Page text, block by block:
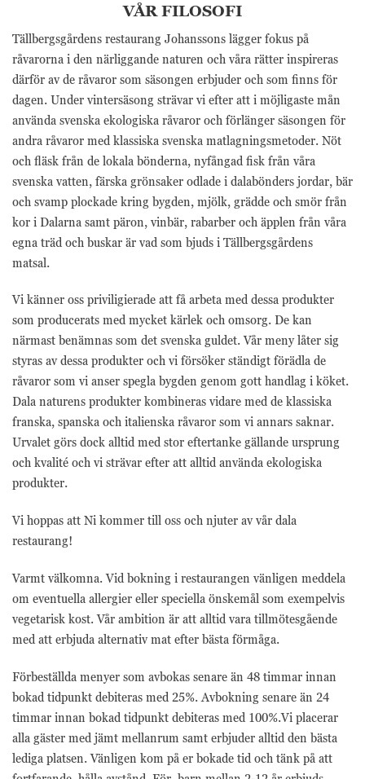
VÅR FILOSOFI
Tällbergsgårdens restaurang Johanssons lägger fokus på
råvarorna i den närliggande naturen och våra rätter inspireras
därför av de råvaror som säsongen erbjuder och som finns för
dagen. Under vintersäsong strävar vi efter att i möjligaste mån
använda svenska ekologiska råvaror och förlänger säsongen för
andra råvaror med klassiska svenska matlagningsmetoder. Nöt
och fläsk från de lokala bönderna, nyfångad fisk från våra
svenska vatten, färska grönsaker odlade i dalabönders jordar, bär
och svamp plockade kring bygden, mjölk, grädde och smör från
kor i Dalarna samt päron, vinbär, rabarber och äpplen från våra
egna träd och buskar är vad som bjuds i Tällbergsgårdens
matsal.
Vi känner oss priviligierade att få arbeta med dessa produkter
som producerats med mycket kärlek och omsorg. De kan
närmast benämnas som det svenska guldet. Vår meny låter sig
styras av dessa produkter och vi försöker ständigt förädla de
råvaror som vi anser spegla bygden genom gott handlag i köket.
Dala naturens produkter kombineras vidare med de klassiska
franska, spanska och italienska råvaror som vi annars saknar.
Urvalet görs dock alltid med stor eftertanke gällande ursprung
och kvalité och vi strävar efter att alltid använda ekologiska
produkter.
Vi hoppas att Ni kommer till oss och njuter av vår dala
restaurang!
Varmt välkomna. Vid bokning i restaurangen vänligen meddela
om eventuella allergier eller speciella önskemål som exempelvis
vegetarisk kost. Vår ambition är att alltid vara tillmötesgående
med att erbjuda alternativ mat efter bästa förmåga.
Förbeställda menyer som avbokas senare än 48 timmar innan
bokad tidpunkt debiteras med 25%. Avbokning senare än 24
timmar innan bokad tidpunkt debiteras med 100%.Vi placerar
alla gäster med jämt mellanrum samt erbjuder alltid den bästa
lediga platsen.Vänligen kom på er bokade tid och tänk på att
Statistik
Statistik-cookies
används för att
förstå hur besökare
interagerar med
webbplatsen.
Dessa cookies
hjälper till att ge
information om
mätvärden, antal
besökare,
avvisningsfrekvens,
trafikkälla etc.
Upplevelse
Upplevelse-cookies
används för att
förstå och analysera
de viktigaste
prestandaindexen
på webbplatsen
som hjälper till att
leverera en bättre
användarupplevelse
för besökarna. Om
du nekar dessa
att försvinna från
hemsidan.
Marknadsföring
Marknadsförings-
cookies används
för att leverera
besökare med
annonser baserat
på de sidor de
och analysera
effektiviteten i
annonskampanjen.